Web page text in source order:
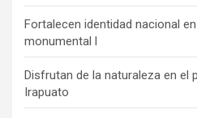
Fortalecen identidad nacional
monumental l
Disfrutan de la naturaleza en el
Irapuato